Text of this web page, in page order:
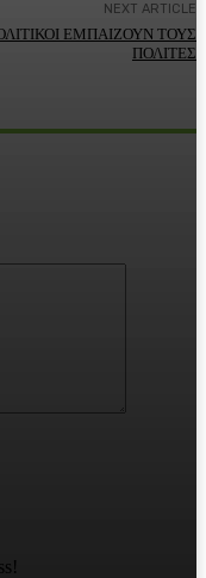
NEXT ARTICLE
ΕΜΠΑΙΖΟΥΝ ΤΟΥΣ
ΠΟΛΙΤΕΣ